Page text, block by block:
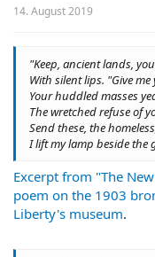
14. August 2019
"Keep, ancient lands,
With silent lips. "Give
Your huddled masses
The wretched refuse of
Send these, the
I lift my lamp beside the
Excerpt from "The
poem on the 1903
Liberty's museum.